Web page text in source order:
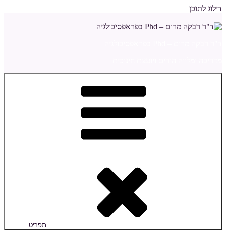
דילוג לתוכן
תפריט